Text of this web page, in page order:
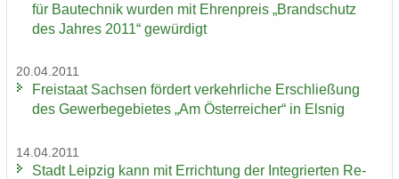
für Bau­tech­nik wur­den mit Eh­ren­preis „Brand­schutz
des Jah­res 2011“ ge­wür­digt
20.04.2011
Frei­staat Sach­sen för­dert ver­kehr­li­che Er­schlie­ßung
des Ge­wer­be­ge­bie­tes „Am Ös­ter­rei­cher“ in Els­nig
14.04.2011
Stadt Leip­zig kann mit Er­rich­tung der In­te­grier­ten Re­